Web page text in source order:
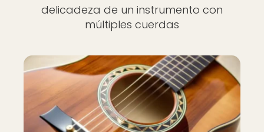
delicadeza de un instrumento con
múltiples cuerdas